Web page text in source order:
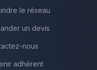
le réseau
un devis
nous
adhérent